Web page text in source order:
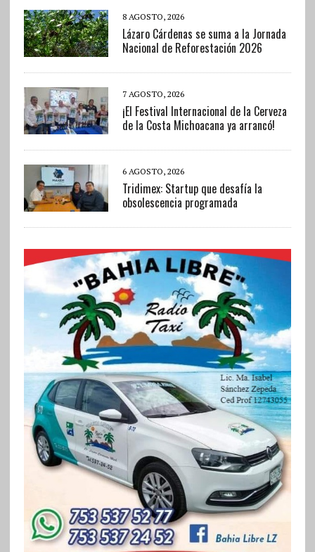
8 AGOSTO, 2026
Lázaro Cárdenas se suma a la Jornada
Nacional de Reforestación 2026
7 AGOSTO, 2026
¡El Festival Internacional de la Cerveza
de la Costa Michoacana ya arrancó!
6 AGOSTO, 2026
Tridimex: Startup que desafía la
obsolescencia programada